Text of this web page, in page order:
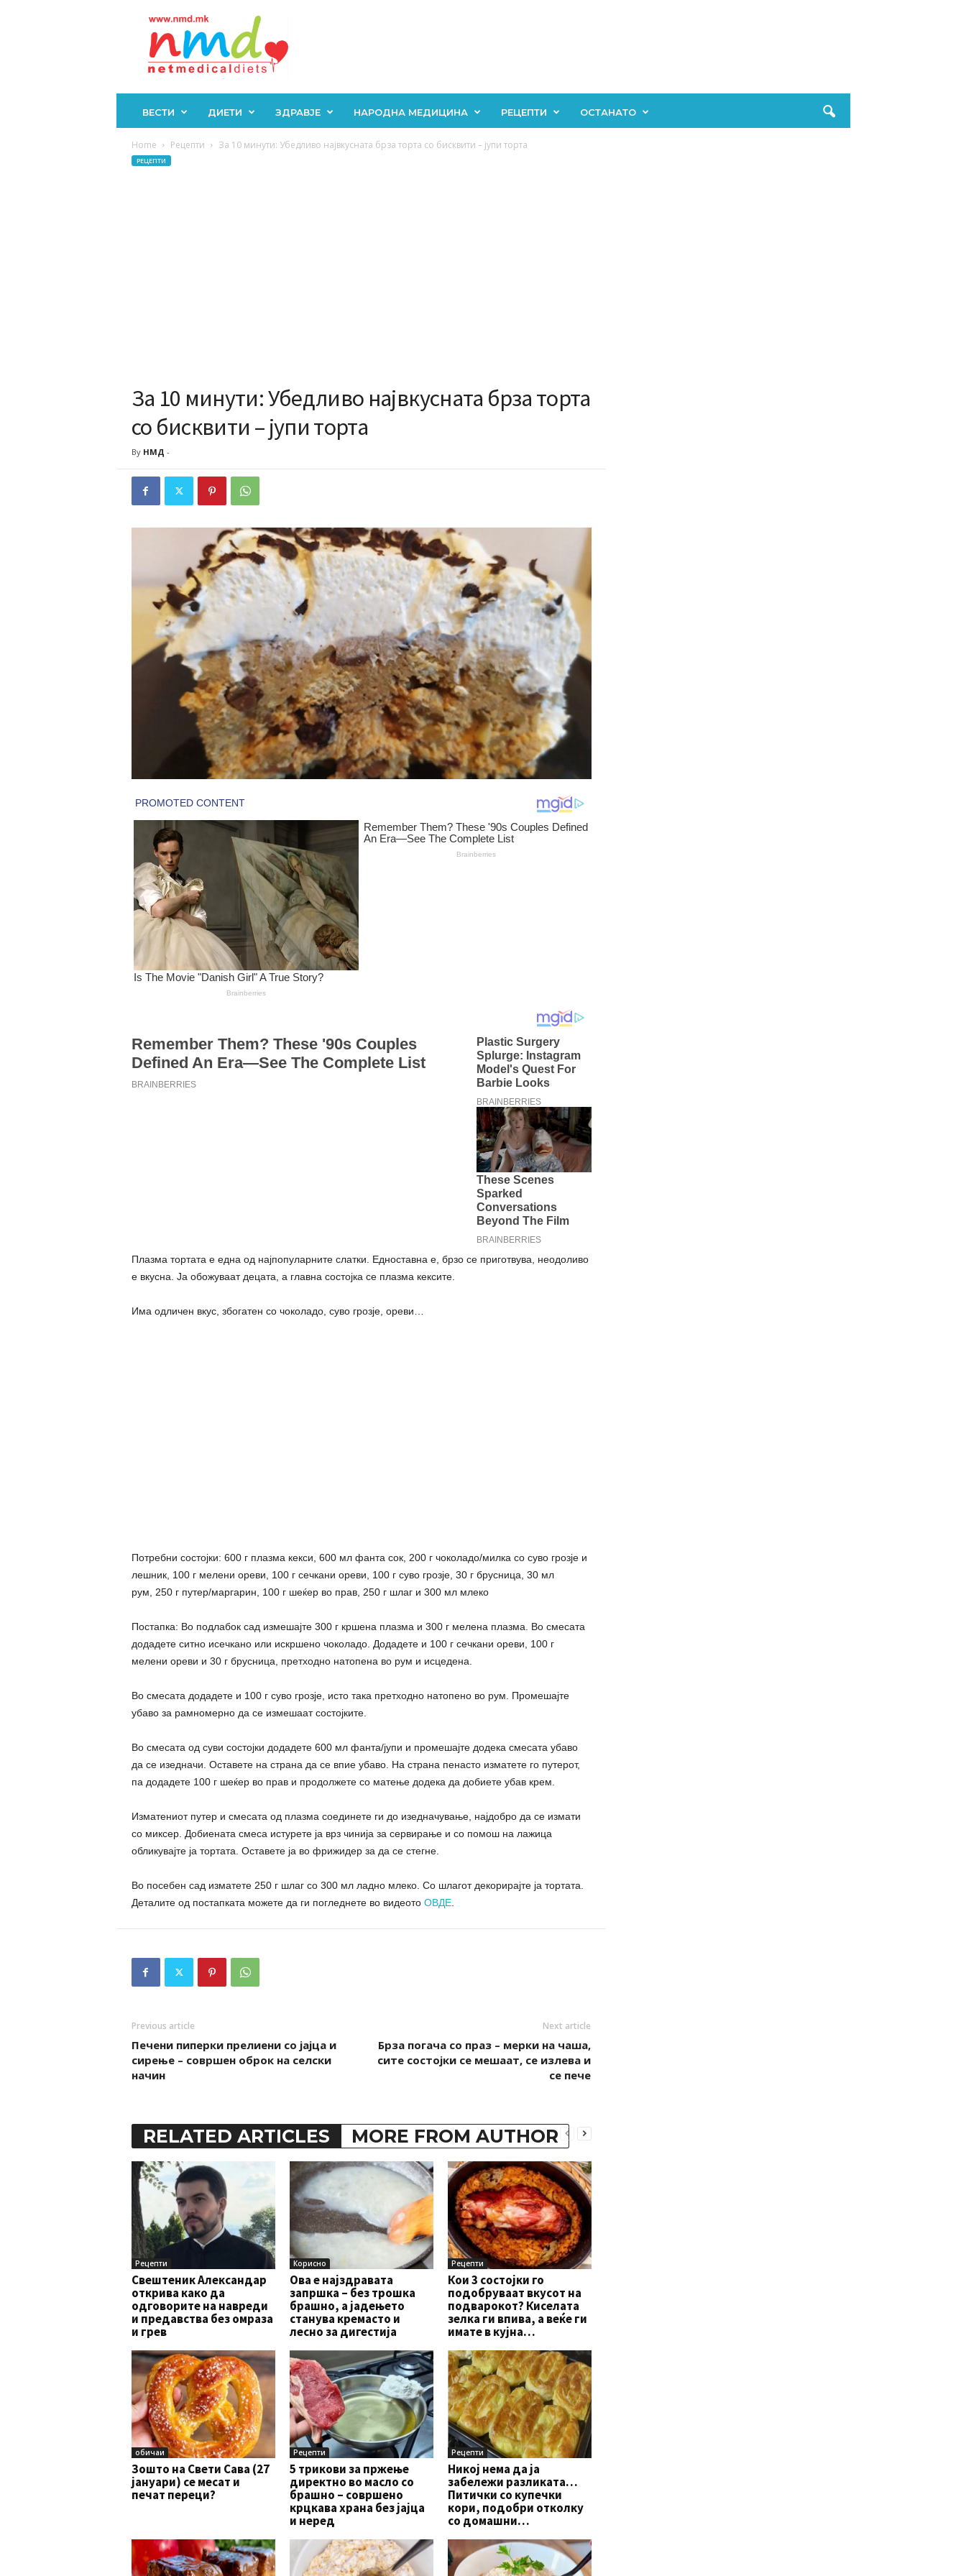
ВЕСТИ ДИЕТИ ЗДРАВЈЕ НАРОДНА МЕДИЦИНА РЕЦЕПТИ ОСТАНАТО
Home Рецепти За 10 минути: Убедливо највкусната брза торта со бисквити – јупи торта
РЕЦЕПТИ
За 10 минути: Убедливо највкусната брза торта
со бисквити – јупи торта
By НМД -
Плазма тортата е една од најпопуларните слатки. Едноставна е, брзо се приготвува, неодоливо
е вкусна. Ја обожуваат децата, а главна состојка се плазма кексите.
Има одличен вкус, збогатен со чоколадо, суво грозје, ореви…
Потребни состојки: 600 г плазма кекси, 600 мл фанта сок, 200 г чоколадо/милка со суво грозје и
лешник, 100 г мелени ореви, 100 г сечкани ореви, 100 г суво грозје, 30 г брусница, 30 мл
рум, 250 г путер/маргарин, 100 г шеќер во прав, 250 г шлаг и 300 мл млеко
Постапка: Во подлабок сад измешајте 300 г кршена плазма и 300 г мелена плазма. Во смесата
додадете ситно исечкано или искршено чоколадо. Додадете и 100 г сечкани ореви, 100 г
мелени ореви и 30 г брусница, претходно натопена во рум и исцедена.
Во смесата додадете и 100 г суво грозје, исто така претходно натопено во рум. Промешајте
убаво за рамномерно да се измешаат состојките.
Во смесата од суви состојки додадете 600 мл фанта/јупи и промешајте додека смесата убаво
да се изедначи. Оставете на страна да се впие убаво. На страна пенасто изматете го путерот,
па додадете 100 г шеќер во прав и продолжете со матење додека да добиете убав крем.
Изматениот путер и смесата од плазма соединете ги до изедначување, најдобро да се измати
со миксер. Добиената смеса истурете ја врз чинија за сервирање и со помош на лажица
обликувајте ја тортата. Оставете ја во фрижидер за да се стегне.
Во посебен сад изматете 250 г шлаг со 300 мл ладно млеко. Со шлагот декорирајте ја тортата.
Деталите од постапката можете да ги погледнете во видеото ОВДЕ.
Previous article
Печени пиперки прелиени со јајца и
сирење – совршен оброк на селски
начин
Next article
Брза погача со праз – мерки на чаша,
сите состојки се мешаат, се излева и
се пече
RELATED ARTICLES MORE FROM AUTHOR
Рецепти
Свештеник Александар
открива како да
одговорите на навреди
и предавства без омраза
и грев
Корисно
Ова е најздравата
запршка – без трошка
брашно, а јадењето
станува кремасто и
лесно за дигестија
Рецепти
Кои 3 состојки го
подобруваат вкусот на
подварокот? Киселата
зелка ги впива, а веќе ги
имате в кујна…
обичаи
Зошто на Свети Сава (27
јануари) се месат и
печат переци?
Рецепти
5 трикови за пржење
директно во масло со
брашно – совршено
крцкава храна без јајца
и неред
Рецепти
Никој нема да ја
забележи разликата…
Питички со купечки
кори, подобри отколку
со домашни…